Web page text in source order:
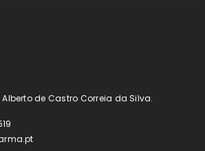
de Castro Correia da Silva.